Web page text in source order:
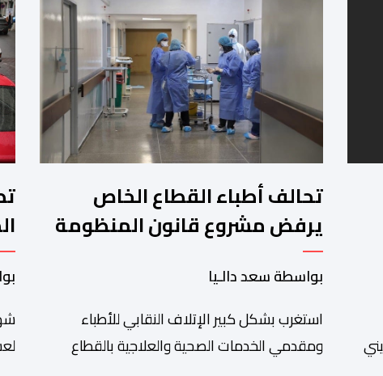
تحالف أطباء القطاع الخاص
يرفض مشروع قانون المنظومة
المعلوماتية الصحية الوطنية
المندمجة
بواسطة سعد دالـيا
استغرب بشكل كبير الإتلاف النقابي للأطباء
ومقدمي الخدمات الصحية والعلاجية بالقطاع